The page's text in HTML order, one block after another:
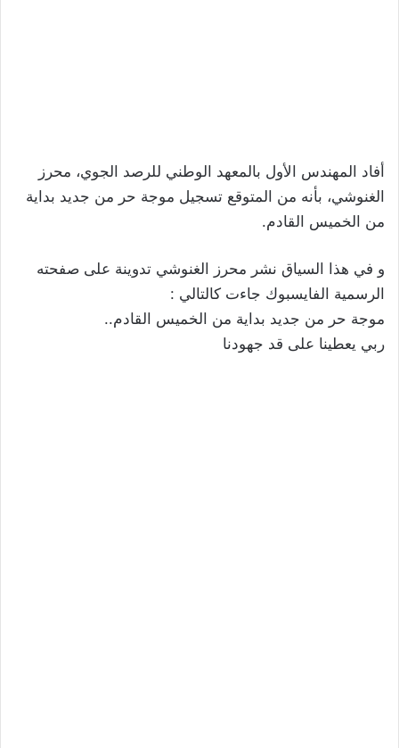
أفاد المهندس الأول بالمعهد الوطني للرصد الجوي، محرز
الغنوشي، بأنه من المتوقع تسجيل موجة حر من جديد بداية
من الخميس القادم.
و في هذا السياق نشر محرز الغنوشي تدوينة على صفحته
الرسمية الفايسبوك جاءت كالتالي :
موجة حر من جديد بداية من الخميس القادم..
ربي يعطينا على قد جهودنا